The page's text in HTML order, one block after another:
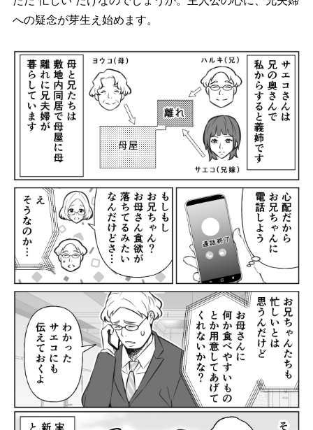
への疑念が芽生え始めます。